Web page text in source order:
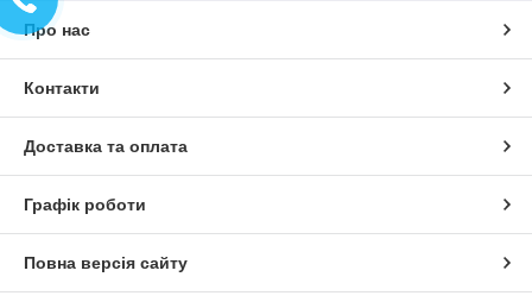
Про нас
Контакти
Доставка та оплата
Графік роботи
Повна версія сайту